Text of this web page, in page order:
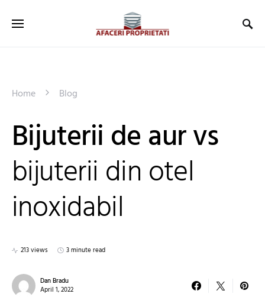
Home Blog
Bijuterii de aur vs
bijuterii din otel
inoxidabil
213 views 3 minute read
Dan Bradu
April 1, 2022